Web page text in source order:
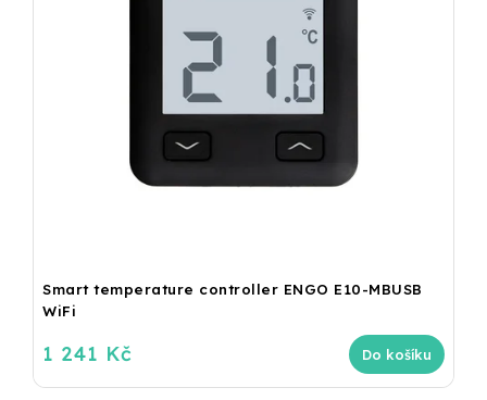
Smart temperature controller ENGO E10-MBUSB
WiFi
1 241 Kč Do košíku